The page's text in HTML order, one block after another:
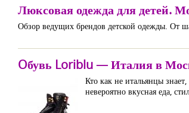
Люксовая одежда для детей.
Обзор ведущих брендов детской одежды. От
Oбувь Loriblu — Италия в
Кто как не итальянцы
невероятно вкусная еда,